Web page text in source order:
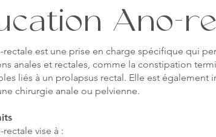
Ano-
rectale est une prise en charge spécifique qui
anales et rectales, comme la constipation
liés à un prolapsus rectal. Elle est également
chirurgie anale ou pelvienne.
vise à :